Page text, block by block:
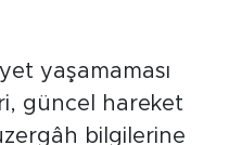
yaşamaması
güncel hareket
bilgilerine